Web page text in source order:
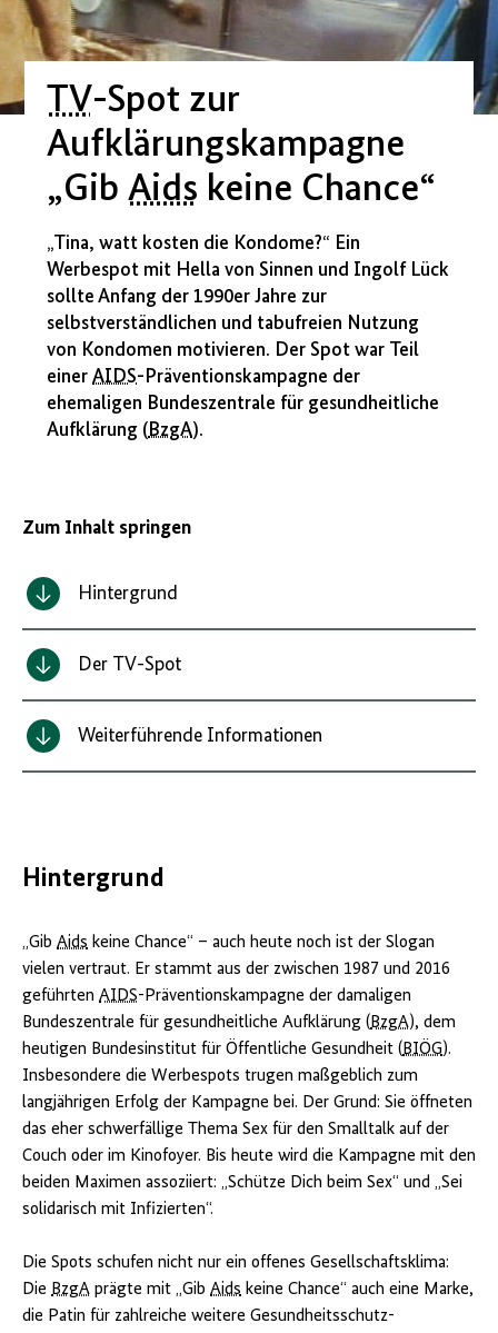
TV-Spot zur
Aufklärungskampagne
„GibAids keine Chance“
„Tina, watt kosten die Kondome?“ Ein
Werbespot mit Hella von Sinnen und Ingolf Lück
sollte Anfang der 1990er Jahre zur
selbstverständlichen und tabufreien Nutzung
von Kondomen motivieren. Der Spot war Teil
einerAIDS-Präventionskampagne der
ehemaligen Bundeszentrale für gesundheitliche
Aufklärung (BzgA).
Zum Inhalt springen
Hintergrund
Der TV-Spot
Weiterführende Informationen
Hintergrund
„Gib Aids keine Chance“ – auch heute noch ist der Slogan
vielen vertraut. Er stammt aus der zwischen 1987 und 2016
geführten AIDS-Präventionskampagne der damaligen
Bundeszentrale für gesundheitliche Aufklärung ( BzgA), dem
heutigen Bundesinstitut für Öffentliche Gesundheit ( BIÖG).
Insbesondere die Werbespots trugen maßgeblich zum
langjährigen Erfolg der Kampagne bei. Der Grund: Sie öffneten
das eher schwerfällige Thema Sex für den Smalltalk auf der
Couch oder im Kinofoyer. Bis heute wird die Kampagne mit den
beiden Maximen assoziiert: „Schütze Dich beim Sex“ und „Sei
solidarisch mit Infizierten“.
Die Spots schufen nicht nur ein offenes Gesellschaftsklima:
Die BzgA prägte mit „Gib Aids keine Chance“ auch eine Marke,
die Patin für zahlreiche weitere Gesundheitsschutz-